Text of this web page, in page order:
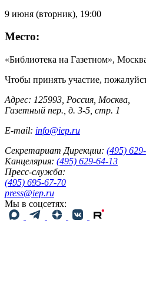
9 июня (вторник), 19:00
Место:
«Библиотека на Газетном»,
Чтобы принять участие,
Адрес: 125993, Россия, Москва,
Газетный пер., д. 3-5, стр. 1
E-mail: info@iep.ru
Секретариат Дирекции: (495)
Канцелярия: (495) 629-64-13
Пресс-служба:
(495) 695-67-70
press@iep.ru
Мы в соцсетях: